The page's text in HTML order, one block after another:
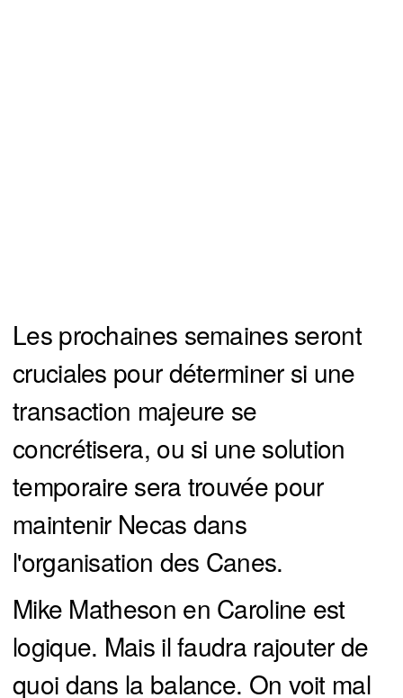
Les prochaines semaines seront
cruciales pour déterminer si une
transaction majeure se
concrétisera, ou si une solution
temporaire sera trouvée pour
maintenir Necas dans
l'organisation des Canes.
Mike Matheson en Caroline est
logique. Mais il faudra rajouter de
quoi dans la balance. On voit mal